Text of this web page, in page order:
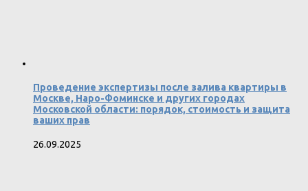
Проведение экспертизы после залива квартиры в
Москве, Наро-Фоминске и других городах
Московской области: порядок, стоимость и защита
ваших прав
26.09.2025